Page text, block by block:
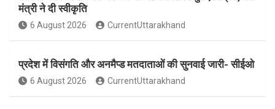
मंत्री ने दी स्वीकृति
6 August 2026 CurrentUttarakhand
प्रदेश में विसंगति और अनमैप्ड मतदाताओं की सुनवाई जारी- सीईओ
6 August 2026 CurrentUttarakhand